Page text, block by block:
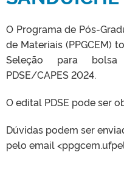
O Programa de Pós-
de Materiais (PPGCEM)
Seleção para
PDSE/CAPES 2024.
O edital PDSE pode ser
Dúvidas podem ser
pelo email